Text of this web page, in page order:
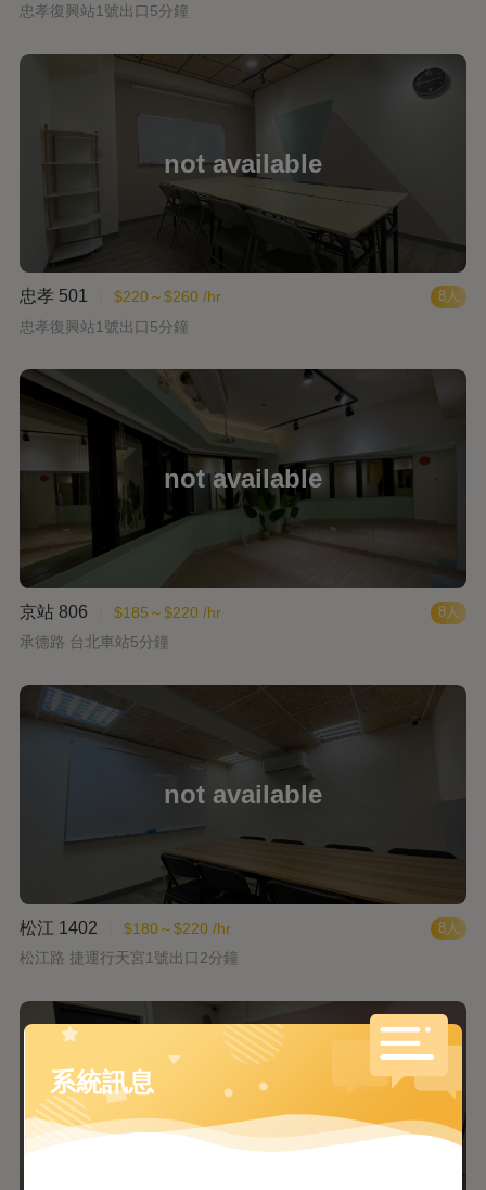
忠孝復興站1號出口5分鐘
8人
忠孝 501
$220～$260 /hr
忠孝復興站1號出口5分鐘
舞
8人
京站 806
$185～$220 /hr
承德路 台北車站5分鐘
8人
松江 1402
$180～$220 /hr
松江路 捷運行天宮1號出口2分鐘
系統訊息